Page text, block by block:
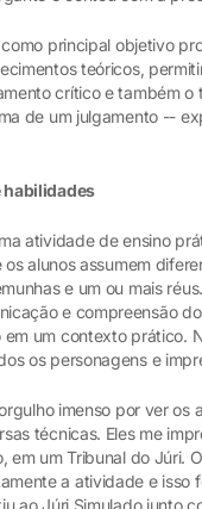
principal objetivo
teóricos,
crítico e também
de um julgamento --
habilidades
atividade de ensino
os alunos assumem
e um ou mais
e compreensão
um contexto prático.
os personagens e
imenso por ver
técnicas. Eles me
em um Tribunal do Júri.
a atividade e isso
ao Júri Simulado junto